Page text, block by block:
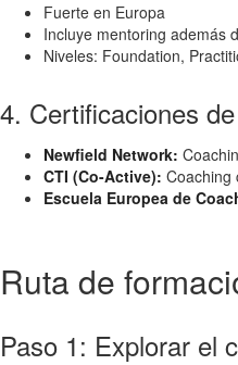
Fuerte en Europa
Incluye mentoring además
Niveles: Foundation,
4. Certificaciones
Newfield Network:
CTI (Co-Active): Coaching
Escuela Europea de
Ruta de
Paso 1: Explorar el